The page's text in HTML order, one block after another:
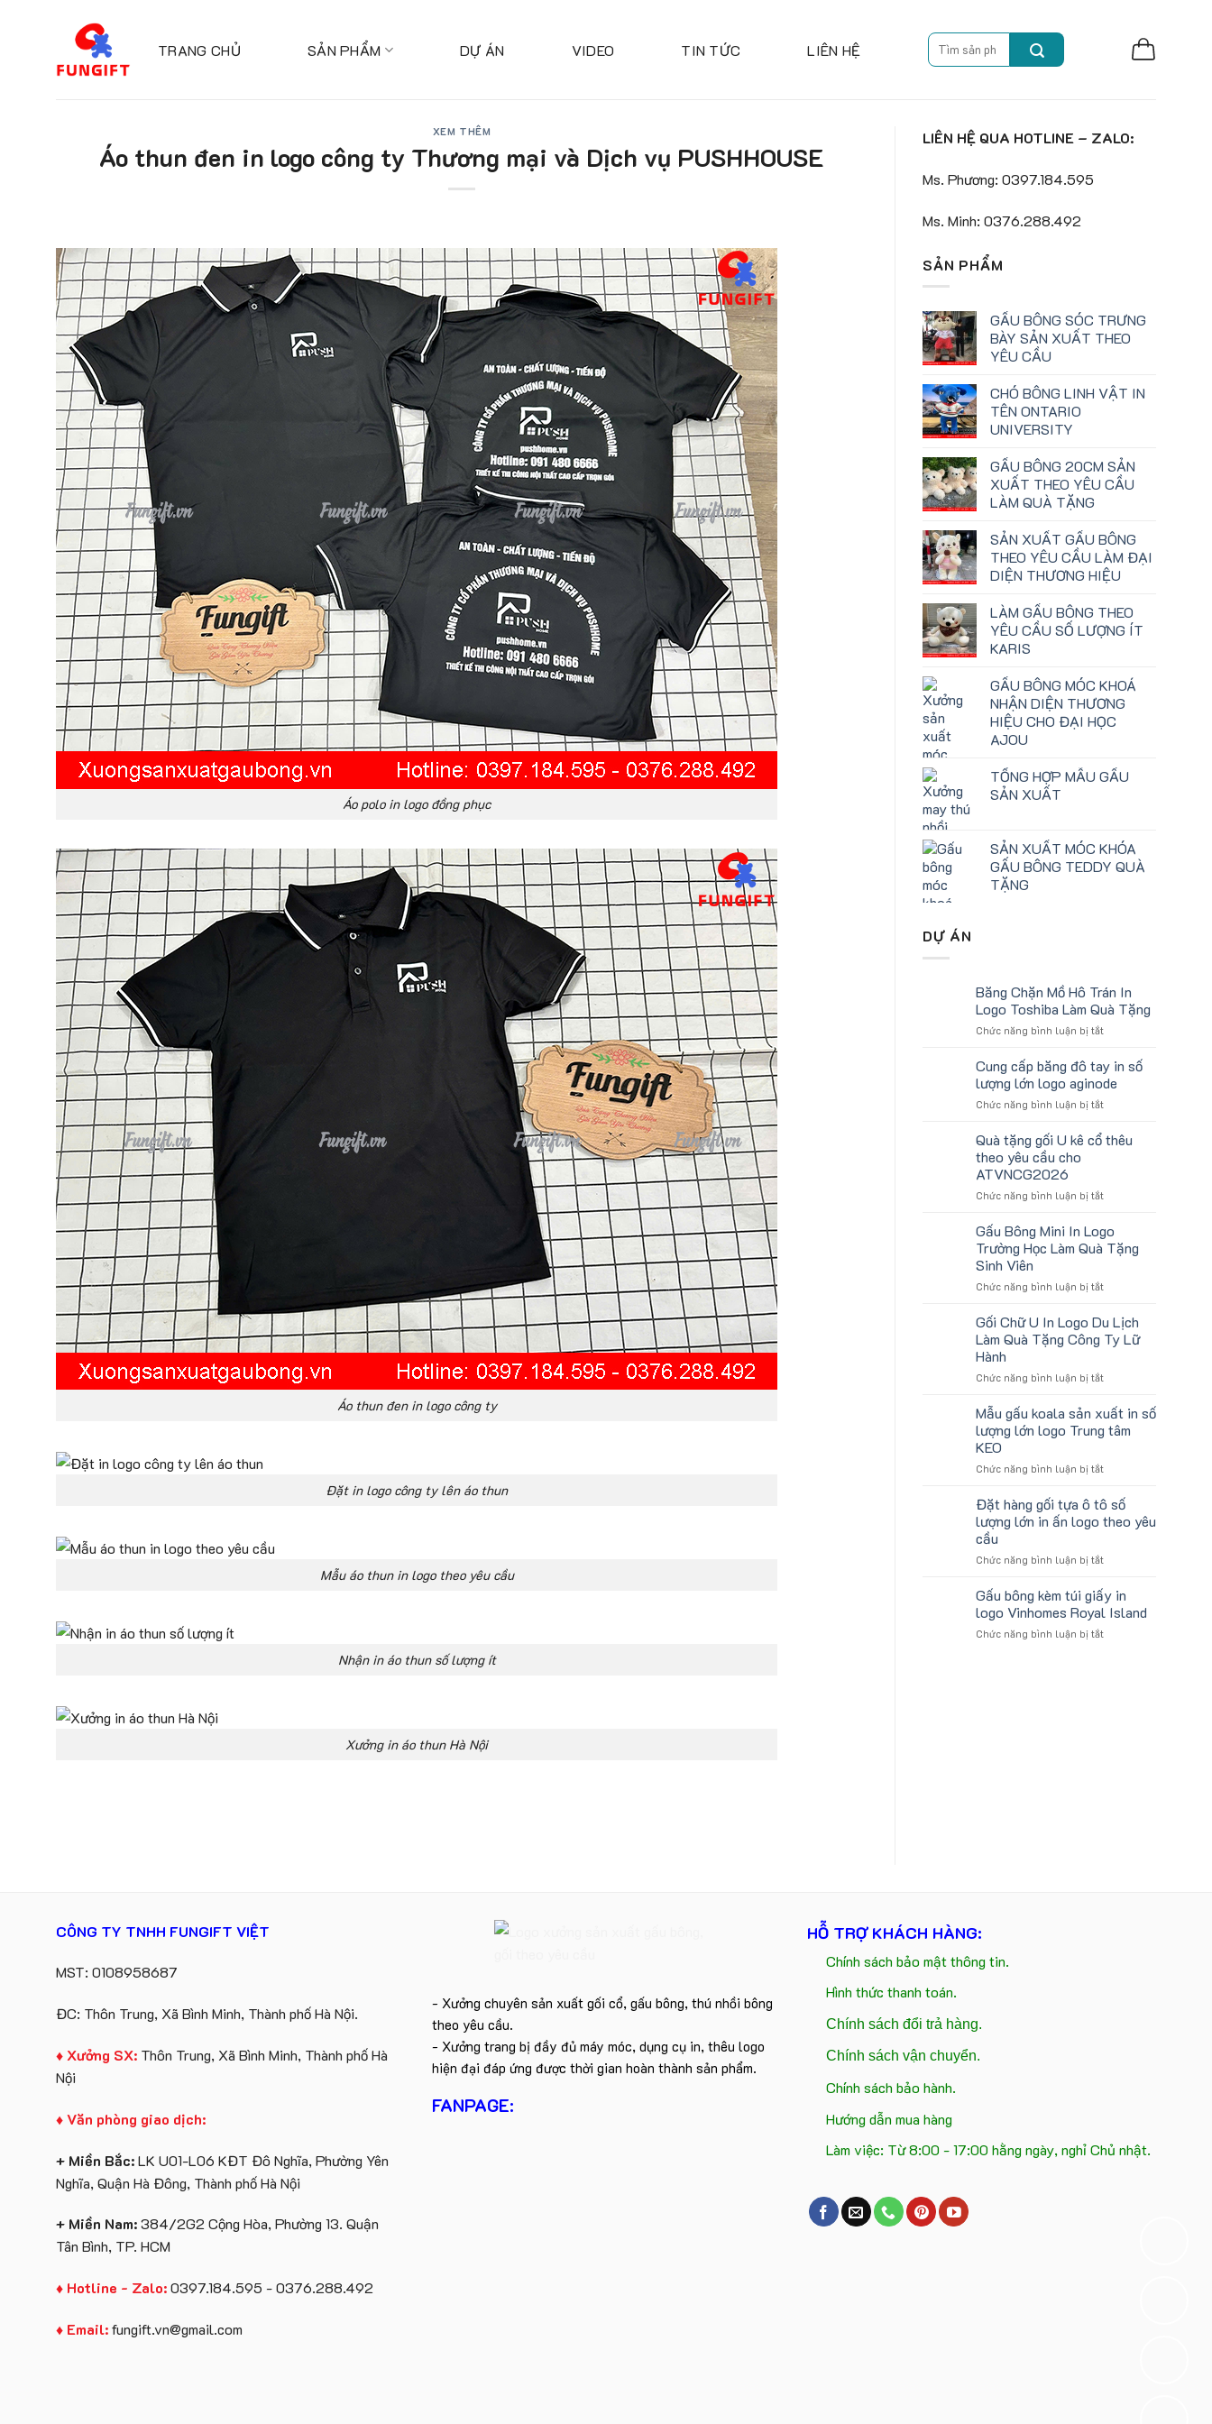
TRANG CHỦ SẢN PHẨM DỰ ÁN VIDEO TIN TỨC LIÊN HỆ
Search
for:
XEM THÊM
Áo thun đen in logo công ty Thương mại và Dịch vụ PUSHHOUSE
Áo polo in logo đồng phục
Áo thun đen in logo công ty
Đặt in logo công ty lên áo thun
Mẫu áo thun in logo theo yêu cầu
Nhận in áo thun số lượng ít
Xưởng in áo thun Hà Nội
LIÊN HỆ QUA HOTLINE – ZALO:
Ms. Phương: 0397.184.595
Ms. Minh: 0376.288.492
SẢN PHẨM
GẤU BÔNG SÓC TRƯNG
BÀY SẢN XUẤT THEO
YÊU CẦU
CHÓ BÔNG LINH VẬT IN
TÊN ONTARIO
UNIVERSITY
GẤU BÔNG 20CM SẢN
XUẤT THEO YÊU CẦU
LÀM QUÀ TẶNG
SẢN XUẤT GẤU BÔNG
THEO YÊU CẦU LÀM ĐẠI
DIỆN THƯƠNG HIỆU
LÀM GẤU BÔNG THEO
YÊU CẦU SỐ LƯỢNG ÍT
KARIS
GẤU BÔNG MÓC KHOÁ
NHẬN DIỆN THƯƠNG
HIỆU CHO ĐẠI HỌC
AJOU
TỔNG HỢP MẪU GẤU
SẢN XUẤT
SẢN XUẤT MÓC KHÓA
GẤU BÔNG TEDDY QUÀ
TẶNG
DỰ ÁN
Băng Chặn Mồ Hô Trán In
Logo Toshiba Làm Quà Tặng
Chức năng bình luận bị tắtở
Chặn
Mồ
Hô
Trán
Logo
Tặng
Cung cấp băng đô tay in số
lượng lớn logo aginode
Chức năng bình luận bị tắtở
cấp
băng
in
lớn
logo
Quà tặng gối U kê cổ thêu
theo yêu cầu cho
ATVNCG2026
Chức năng bình luận bị tắtở
gối
cổ
theo
yêu
cầu
ATVNCG2026
Gấu Bông Mini In Logo
Trường Học Làm Quà Tặng
Sinh Viên
Chức năng bình luận bị tắtở
Bông
Mini
In
Trường
Làm
Quà
Tặng
Viên
Gối Chữ U In Logo Du Lịch
Làm Quà Tặng Công Ty Lữ
Hành
Chức năng bình luận bị tắtở
Chữ
U
In
Du
Làm
Quà
Tặng
Ty
Hành
Mẫu gấu koala sản xuất in số
lượng lớn logo Trung tâm
KEO
Chức năng bình luận bị tắtở
gấu
koala
sản
in
lượng
lớn
logo
Trung
Đặt hàng gối tựa ô tô số
lượng lớn in ấn logo theo yêu
cầu
Chức năng bình luận bị tắtở
hàng
gối
tựa
ô
Gấu bông kèm túi giấy in
logo Vinhomes Royal Island
Chức năng bình luận bị tắtở
CÔNG TY TNHH FUNGIFT VIỆT
MST: 0108958687
ĐC: Thôn Trung, Xã Bình Minh, Thành phố Hà Nội.
♦ Xưởng SX: Thôn Trung, Xã Bình Minh, Thành phố Hà
Nội
♦ Văn phòng giao dịch:
+ Miền Bắc:LK U01-L06 KĐT Đô Nghĩa, Phường Yên
Nghĩa, Quận Hà Đông, Thành phố Hà Nội
+ Miền Nam:384/2G2 Cộng Hòa, Phường 13. Quận
Tân Bình, TP. HCM
♦ Hotline - Zalo:0397.184.595 - 0376.288.492
♦ Email:fungift.vn@gmail.com
- Xưởng chuyên sản xuất gối cổ, gấu bông, thú nhồi bông
theo yêu cầu.
- Xưởng trang bị đầy đủ máy móc, dụng cụ in, thêu logo
hiện đại đáp ứng được thời gian hoàn thành sản phẩm.
FANPAGE:
HỖ TRỢ KHÁCH HÀNG:
Chính sách bảo mật thông tin.
Hình thức thanh toán.
Chính sách đổi trả hàng.
Chính sách vận chuyển.
Chính sách bảo hành.
Hướng dẫn mua hàng
Làm việc: Từ 8:00 - 17:00 hằng ngày, nghỉ Chủ nhật.